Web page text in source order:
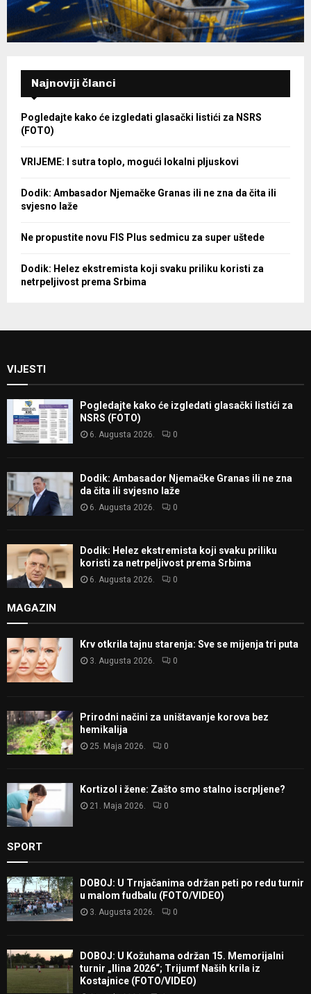
Najnoviji članci
Pogledajte kako će izgledati glasački listići za NSRS
(FOTO)
VRIJEME: I sutra toplo, mogući lokalni pljuskovi
Dodik: Ambasador Njemačke Granas ili ne zna da čita ili
svjesno laže
Ne propustite novu FIS Plus sedmicu za super uštede
Dodik: Helez ekstremista koji svaku priliku koristi za
netrpeljivost prema Srbima
VIJESTI
Pogledajte kako će izgledati glasački listići za
NSRS (FOTO)
6. Augusta 2026. 0
Dodik: Ambasador Njemačke Granas ili ne zna
da čita ili svjesno laže
6. Augusta 2026. 0
Dodik: Helez ekstremista koji svaku priliku
koristi za netrpeljivost prema Srbima
6. Augusta 2026. 0
MAGAZIN
Krv otkrila tajnu starenja: Sve se mijenja tri puta
3. Augusta 2026. 0
Prirodni načini za uništavanje korova bez
hemikalija
25. Maja 2026. 0
Kortizol i žene: Zašto smo stalno iscrpljene?
21. Maja 2026. 0
SPORT
DOBOJ: U Trnjačanima održan peti po redu turnir
u malom fudbalu (FOTO/VIDEO)
3. Augusta 2026. 0
DOBOJ: U Kožuhama održan 15. Memorijalni
turnir „Ilina 2026“; Trijumf Naših krila iz
Kostajnice (FOTO/VIDEO)